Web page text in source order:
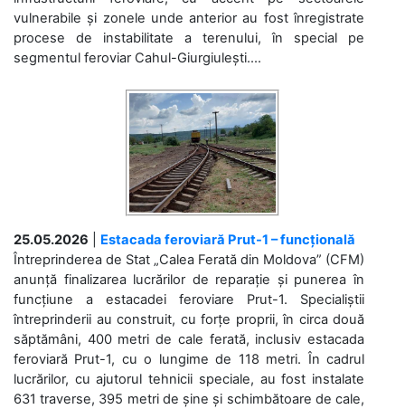
vulnerabile și zonele unde anterior au fost înregistrate
procese de instabilitate a terenului, în special pe
segmentul feroviar Cahul-Giurgiulești....
25.05.2026
Estacada feroviară Prut-1 – funcțională
Întreprinderea de Stat „Calea Ferată din Moldova” (CFM)
anunță finalizarea lucrărilor de reparație și punerea în
funcțiune a estacadei feroviare Prut-1. Specialiștii
întreprinderii au construit, cu forțe proprii, în circa două
săptămâni, 400 metri de cale ferată, inclusiv estacada
feroviară Prut-1, cu o lungime de 118 metri. În cadrul
lucrărilor, cu ajutorul tehnicii speciale, au fost instalate
631 traverse, 395 metri de șine și schimbătoare de cale,